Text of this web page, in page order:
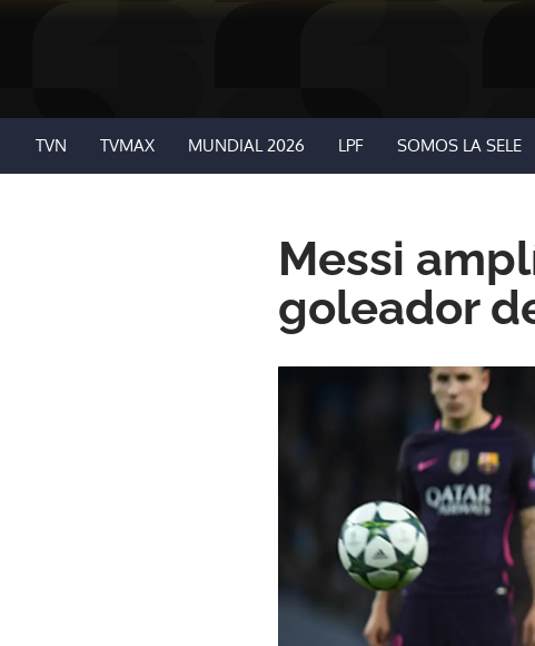
TVN TVMAX MUNDIAL 2026 LPF SOMOS LA SELE
Messi
goleador